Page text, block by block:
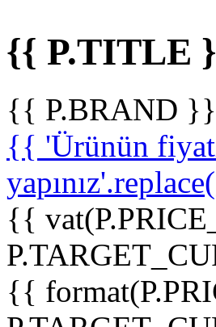
{{ P.TITLE
{{ P.BRAND }}
{{ 'Ürünün
{{
{{